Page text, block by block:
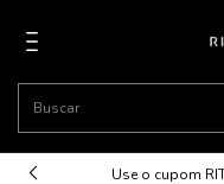
Use o cupom